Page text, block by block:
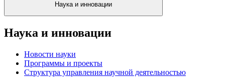
Наука и инновации
Наука и инновации
Новости науки
Программы и проекты
Структура управления научной деятельностью